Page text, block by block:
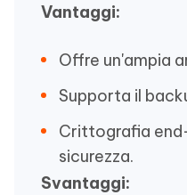
Vantaggi:
Offre un'ampia
Supporta il
Crittografia
sicurezza.
Svantaggi: